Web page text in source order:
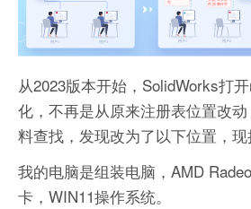
从2023版本开始，SolidWorks打
化，不再是从原来注册表位置改
料查找，发现改为了以下位置，现
我的电脑是组装电脑，AMD
卡，WIN11操作系统。